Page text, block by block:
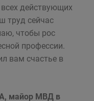
действующих
труд сейчас
чтобы рос
профессии.
вам счастье в
майор МВД в